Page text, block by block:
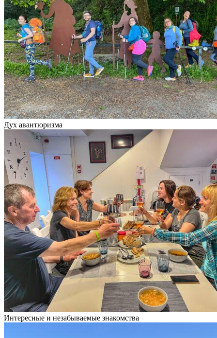
Дух авантюризма
Интересные и незабываемые знакомства